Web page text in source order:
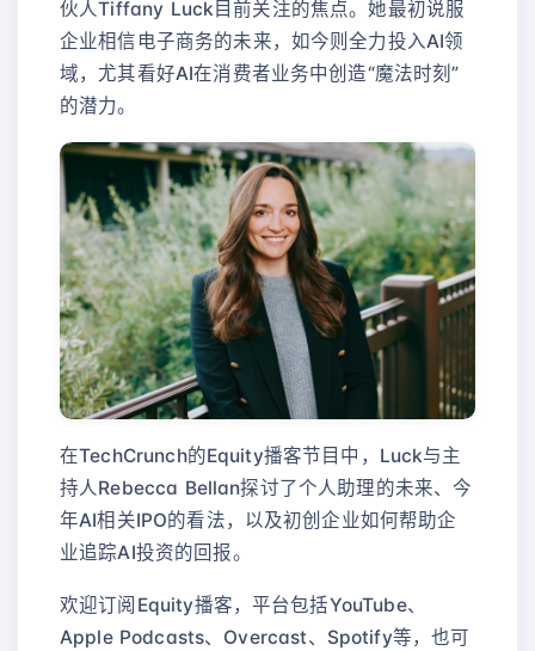
伙人Tiffany Luck目前关注的焦点。她最初说服
企业相信电子商务的未来，如今则全力投入AI领
域，尤其看好AI在消费者业务中创造“魔法时刻”
的潜力。
在TechCrunch的Equity播客节目中，Luck与主
持人Rebecca Bellan探讨了个人助理的未来、今
年AI相关IPO的看法，以及初创企业如何帮助企
业追踪AI投资的回报。
欢迎订阅Equity播客，平台包括YouTube、
Apple Podcasts、Overcast、Spotify等，也可